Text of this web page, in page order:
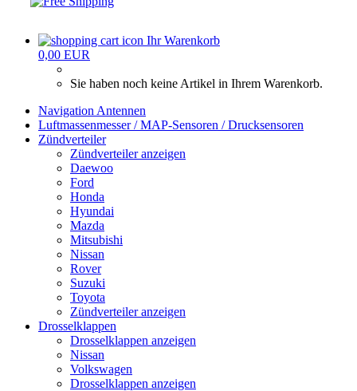
Ihr Warenkorb
0,00 EUR
Sie haben noch keine Artikel in Ihrem Warenkorb.
Navigation Antennen
Luftmassenmesser / MAP-Sensoren / Drucksensoren
Zündverteiler
Zündverteiler anzeigen
Daewoo
Ford
Honda
Hyundai
Mazda
Mitsubishi
Nissan
Rover
Suzuki
Toyota
Zündverteiler anzeigen
Drosselklappen
Drosselklappen anzeigen
Nissan
Volkswagen
Drosselklappen anzeigen